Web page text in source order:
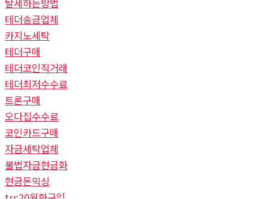
탈세하는방법
테더송금업체
카지노세탁
테더구매
테더코인직거래
테더최저수수료
트론구매
오다집수수료
코인카드구매
자금세탁업체
불법자금현금화
현금돈믹싱